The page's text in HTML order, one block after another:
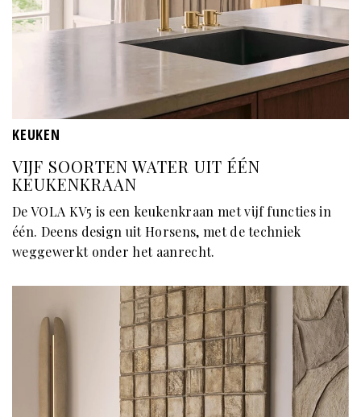
KEUKEN
VIJF SOORTEN WATER UIT ÉÉN
KEUKENKRAAN
De VOLA KV5 is een keukenkraan met vijf functies in
één. Deens design uit Horsens, met de techniek
weggewerkt onder het aanrecht.